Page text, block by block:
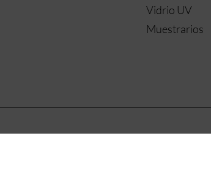
Vidrio UV
Muestrarios